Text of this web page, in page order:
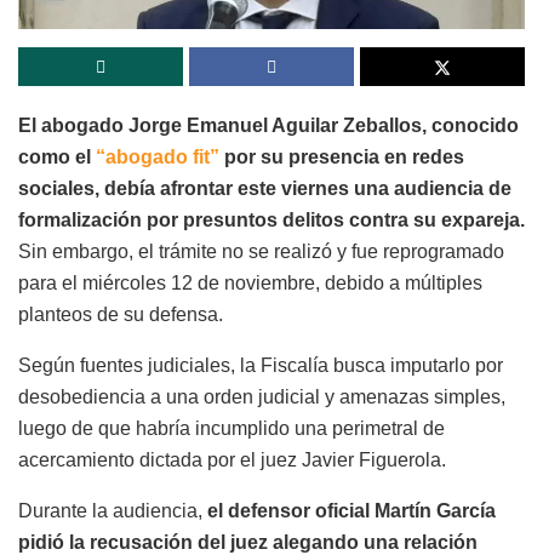
El abogado Jorge Emanuel Aguilar Zeballos, conocido
como el “abogado fit” por su presencia en redes
sociales, debía afrontar este viernes una audiencia de
formalización por presuntos delitos contra su expareja.
Sin embargo, el trámite no se realizó y fue reprogramado
para el miércoles 12 de noviembre, debido a múltiples
planteos de su defensa.
Según fuentes judiciales, la Fiscalía busca imputarlo por
desobediencia a una orden judicial y amenazas simples,
luego de que habría incumplido una perimetral de
acercamiento dictada por el juez Javier Figuerola.
Durante la audiencia, el defensor oficial Martín García
pidió la recusación del juez alegando una relación